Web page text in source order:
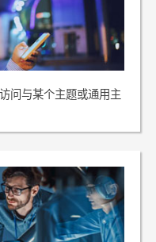
问与某个主题或通用主